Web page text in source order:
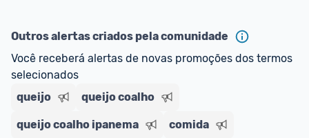
Outros alertas criados pela comunidade
Você receberá alertas de novas promoções dos termos
selecionados
queijo
queijo coalho
queijo coalho ipanema comida